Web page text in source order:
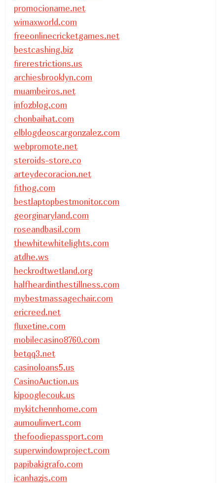
promocioname.net
wimaxworld.com
freeonlinecricketgames.net
bestcashing.biz
firerestrictions.us
archiesbrooklyn.com
muambeiros.net
infozblog.com
chonbaihat.com
elblogdeoscargonzalez.com
webpromote.net
steroids-store.co
arteydecoracion.net
fithog.com
bestlaptopbestmonitor.com
georginaryland.com
roseandbasil.com
thewhitewhitelights.com
atdhe.ws
heckrodtwetland.org
halfheardinthestillness.com
mybestmassagechair.com
ericreed.net
fluxetine.com
mobilecasino8760.com
betqq3.net
casinoloans5.us
CasinoAuction.us
kipooglecouk.us
mykitchennhome.com
aumoulinvert.com
thefoodiepassport.com
superwindowproject.com
papibakigrafo.com
icanhazjs.com